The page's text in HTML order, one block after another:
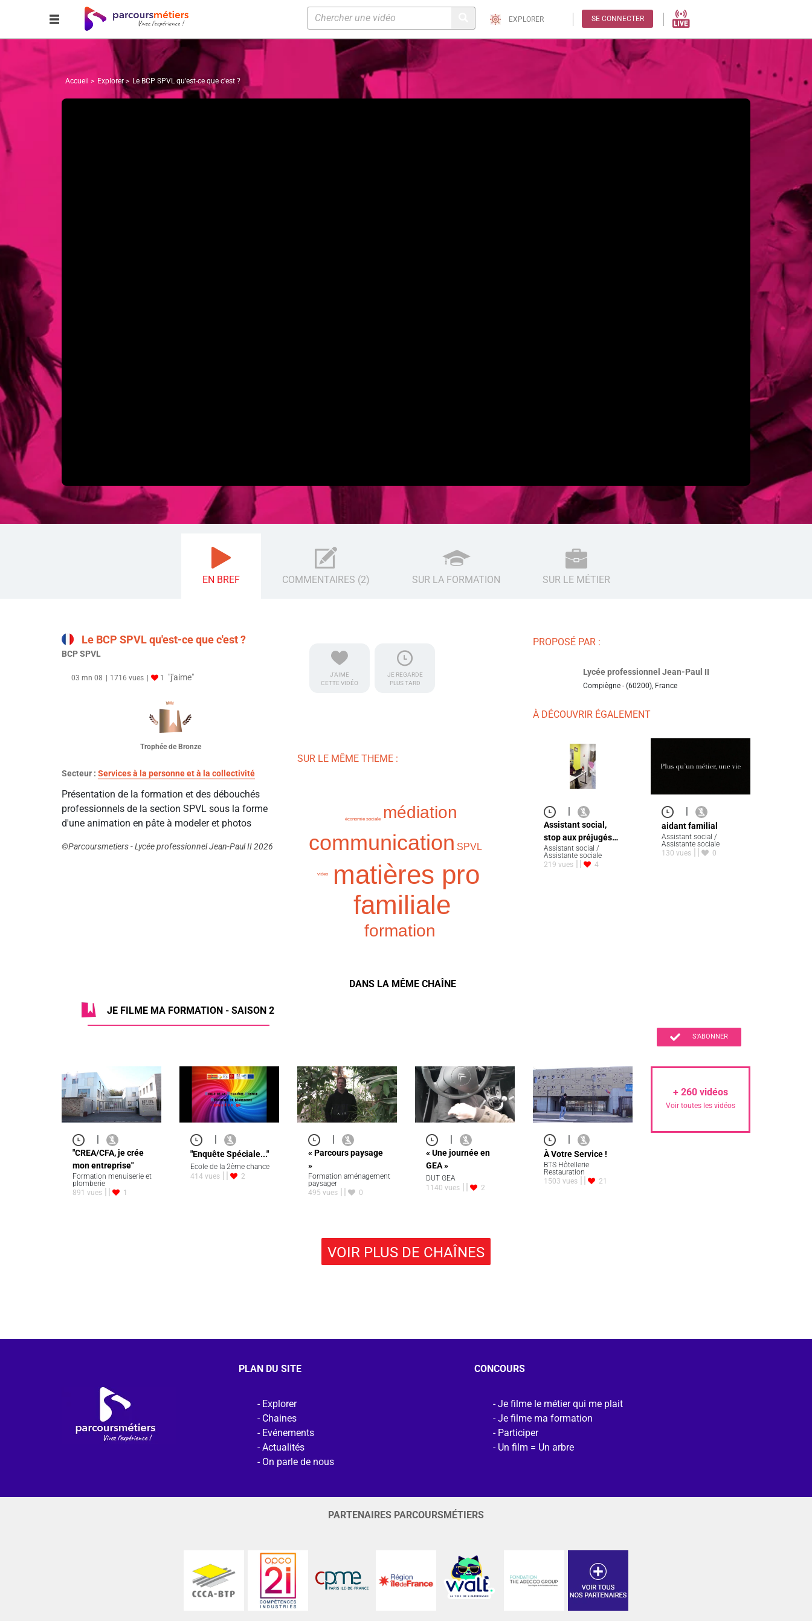
EXPLORER SE CONNECTER
Accueil Explorer Le BCP SPVL qu'est-ce que c'est ?
EN BREF COMMENTAIRES (2) SUR LA FORMATION SUR LE MÉTIER
Le BCP SPVL qu'est-ce que c'est ?
BCP SPVL
03 mn 08 1716 vues 1 "j'aime"
Trophée de Bronze
Secteur : Services à la personne et à la collectivité
Présentation de la formation et des débouchés
professionnels de la section SPVL sous la forme
d'une animation en pâte à modeler et photos
©Parcoursmetiers - Lycée professionnel Jean-Paul II 2026
J'AIME
CETTE VIDÉO
JE REGARDE
PLUS TARD
SUR LE MÊME THEME :
matières pro
familiale
communication
médiation
formation
SPVL
économie sociale
video
PROPOSÉ PAR :
Lycée professionnel Jean-Paul II
Compiègne - (60200), France
À DÉCOUVRIR ÉGALEMENT
Assistant social,
stop aux préjugés…
Assistant social /
Assistante sociale
219 vues
4
aidant familial
Assistant social /
Assistante sociale
130 vues
0
DANS LA MÊME CHAÎNE
JE FILME MA FORMATION - SAISON 2
S'ABONNER
"CREA/CFA, je crée
mon entreprise"
Formation menuiserie et
plomberie
891 vues
1
"Enquête Spéciale..."
Ecole de la 2ème chance
414 vues
2
« Parcours paysage
»
Formation aménagement
paysager
495 vues
0
« Une journée en
GEA »
DUT GEA
1140 vues
2
À Votre Service !
BTS Hôtellerie
Restauration
1503 vues
21
+ 260 vidéos
Voir toutes les vidéos
VOIR PLUS DE CHAÎNES
PLAN DU SITE
Explorer
Chaines
Evénements
Actualités
On parle de nous
CONCOURS
Je filme le métier qui me plait
Je filme ma formation
Participer
Un film = Un arbre
PARTENAIRES PARCOURSMÉTIERS